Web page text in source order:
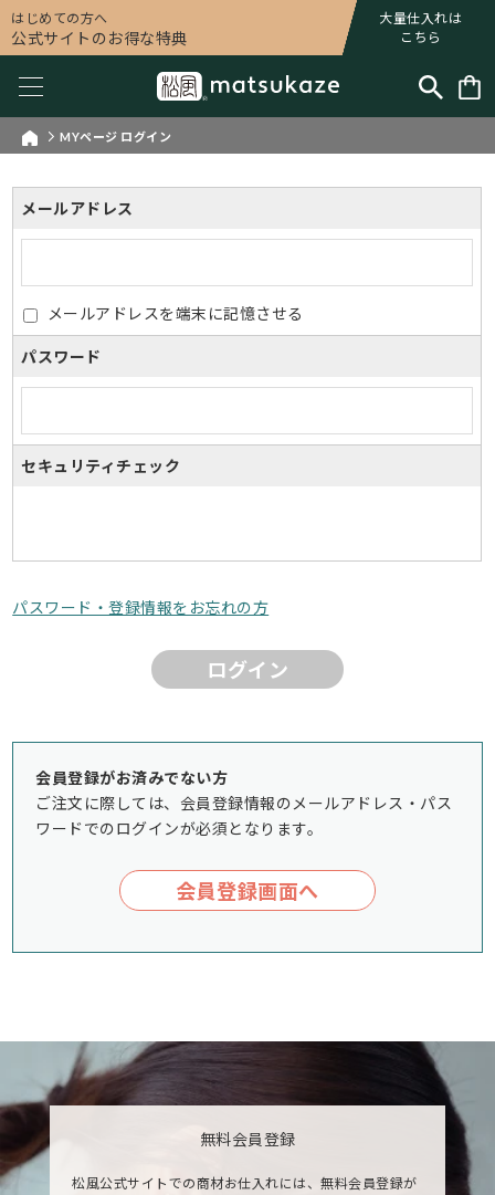
はじめての方へ
公式サイトのお得な特典
大量仕入れは
こちら
MYページ ログイン
メールアドレス
メールアドレスを端末に記憶させる
パスワード
セキュリティチェック
パスワード・登録情報をお忘れの方
ログイン
会員登録がお済みでない方
ご注文に際しては、会員登録情報のメールアドレス・パス
ワードでのログインが必須となります。
会員登録画面へ
無料会員登録
松風公式サイトでの商材お仕入れには、無料会員登録が